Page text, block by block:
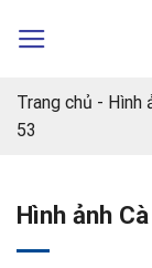
đến
dungTrang chủ - Hình
53
Hình ảnh